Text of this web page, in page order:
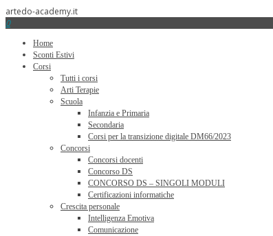
artedo-academy.it
0
Home
Sconti Estivi
Corsi
Tutti i corsi
Arti Terapie
Scuola
Infanzia e Primaria
Secondaria
Corsi per la transizione digitale DM66/2023
Concorsi
Concorsi docenti
Concorso DS
CONCORSO DS – SINGOLI MODULI
Certificazioni informatiche
Crescita personale
Intelligenza Emotiva
Comunicazione